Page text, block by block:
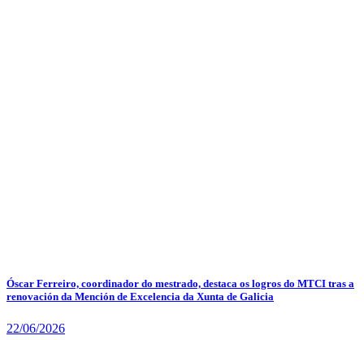
Óscar Ferreiro, coordinador do mestrado, destaca os logros do MTCI tras a
renovación da Mención de Excelencia da Xunta de Galicia
22/06/2026